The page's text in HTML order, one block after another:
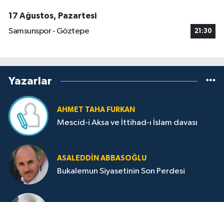
17 Ağustos, Pazartesi
Samsunspor - Göztepe
21:30
Yazarlar
AHMET TAHA FURKAN
Mescid-i Aksa ve İttihad-ı İslam davası
ASALEDDIN ABBASOĞLU
Bukalemun Siyasetinin Son Perdesi